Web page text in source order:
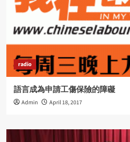
radio
語言成為申請工傷保險的障礙
Admin April 18, 2017